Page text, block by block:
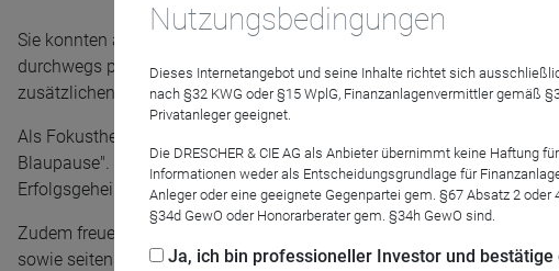
Sie konnten an der Herbst-Akademie vor Ort nicht teilnehmen oder
durchwegs positiven Feedback aus den letzten Formaten bieten wir
zusätzlichen Online-Termin mit den Highlights der Akademiereihe an
Als Fokusthema wartet auf Sie der interaktive Vortrag von Tobias
Blaupause". Freuen Sie sich außerdem auf den FK-
Erfolgsgeheimnisse sowie wertvolle Tipps & Vertriebsimpulse an die
Zudem freuen Sie sich auf interessante Kompaktupdates und News
sowie seitens der WealthKonzept – Ihre volldigitale
Nutzungsbedingungen
Dieses Internetangebot und seine Inhalte richtet sich
nach §32 KWG oder §15 WplG, Finanzanlagenvermittler gemäß
Privatanleger geeignet.
Die DRESCHER & CIE AG als Anbieter übernimmt keine
Informationen weder als Entscheidungsgrundlage für
Anleger oder eine geeignete Gegenpartei gem. §67 Absatz 2
§34d GewO oder Honorarberater gem. §34h GewO sind.
Ja, ich bin professioneller Investor und bestätige